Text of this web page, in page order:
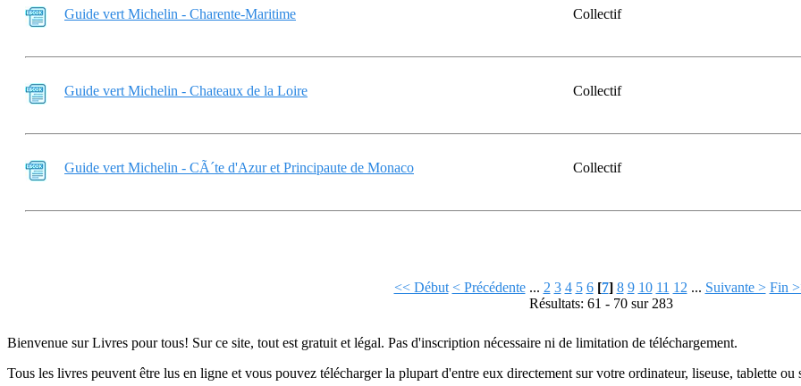
Guide vert Michelin - Charente-Maritime Collectif
Guide vert Michelin - Chateaux de la Loire Collectif
Guide vert Michelin - CÃ´te d'Azur et Principaute de Monaco Collectif
<< Début < Précédente ... 2 3 4 5 6 [7] 8 9 10 11 12 ... Suivante > Fin
Résultats: 61 - 70 sur 283
Bienvenue sur Livres pour tous! Sur ce site, tout est gratuit et légal. Pas d'inscription nécessaire ni de limitation de téléchargement.
Tous les livres peuvent être lus en ligne et vous pouvez télécharger la plupart d'entre eux directement sur votre ordinateur, liseuse, tablette ou